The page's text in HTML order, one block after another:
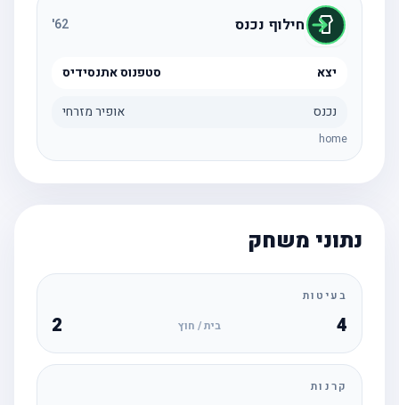
חילוף נכנס 62
'
יצא סטפנוס אתנסידיס
נכנס אופיר מזרחי
home
נתוני משחק
בעיטות
בית / חוץ
קרנות